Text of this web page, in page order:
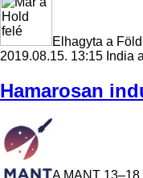
Elhagyta a
2019.08.15. 13:15 India
Hamarosan